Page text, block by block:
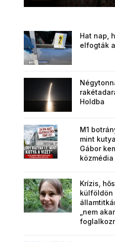
Hat nap,
elfogták
Holdba
M1
mint
Gábor
Krízis,
külföldön
„nem